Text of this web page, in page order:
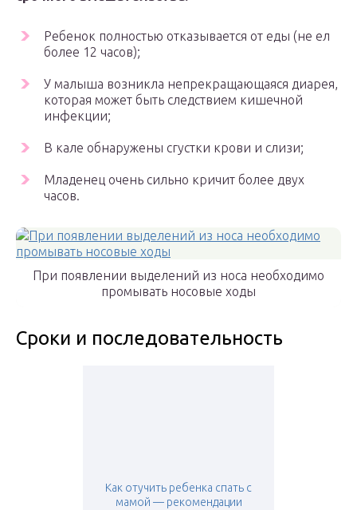
Ребенок полностью отказывается от еды (не ел
более 12 часов);
У малыша возникла непрекращающаяся диарея,
которая может быть следствием кишечной
инфекции;
В кале обнаружены сгустки крови и слизи;
Младенец очень сильно кричит более двух
часов.
При появлении выделений из носа необходимо
промывать носовые ходы
Сроки и последовательность
Как отучить ребенка спать с
мамой — рекомендации